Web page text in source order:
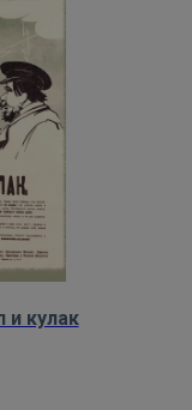
и кулак